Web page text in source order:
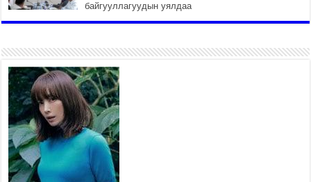
байгууллагуудын уялдаа
холбоогүйгээс саатах ёсгүй
“Сэлбэ 20 минутын хот”
төслийн анхны 12 давхар
барилгын үндсэн карказ,
цутгалтын ажил дууслаа
2026 оны 7 сар 20 / 17 цаг 17 минут
Мопед, скүүтер, тэдгээртэй
адилтгах үзүүлэлт бүхий
тээврийн хэрэгсэлтэй
холбоотой нийслэлийн засаг
дарга захирамж гаргалаа